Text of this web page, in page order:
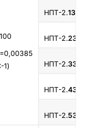
1)
НПТ-2.13
НПТ-2.23
НПТ-2.33
НПТ-2.43
НПТ-2.53